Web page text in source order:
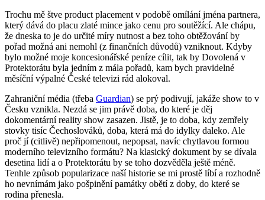
Trochu mě štve product placement v podobě omílání jména partnera,
který dává do placu zlaté mince jako cenu pro soutěžící. Ale chápu,
že dneska to je do určité míry nutnost a bez toho obtěžování by
pořad možná ani nemohl (z finančních důvodů) vzniknout. Kdyby
bylo možné moje koncesionářské peníze cílit, tak by Dovolená v
Protektorátu byla jedním z mála pořadů, kam bych pravidelné
měsíční výpalné České televizi rád alokoval.
Zahraniční média (třeba Guardian) se prý podivují, jakáže show to v
Česku vznikla. Nezdá se jim právě doba, do které je děj
dokomentární reality show zasazen. Jistě, je to doba, kdy zemřely
stovky tisíc Čechoslováků, doba, která má do idylky daleko. Ale
proč jí (citlivě) nepřipomenout, nepopsat, navíc chytlavou formou
moderního televizního formátu? Na klasický dokument by se dívala
desetina lidí a o Protektorátu by se toho dozvěděla ještě méně.
Tenhle způsob popularizace naší historie se mi prostě líbí a rozhodně
ho nevnímám jako pošpinění památky obětí z doby, do které se
rodina přenesla.